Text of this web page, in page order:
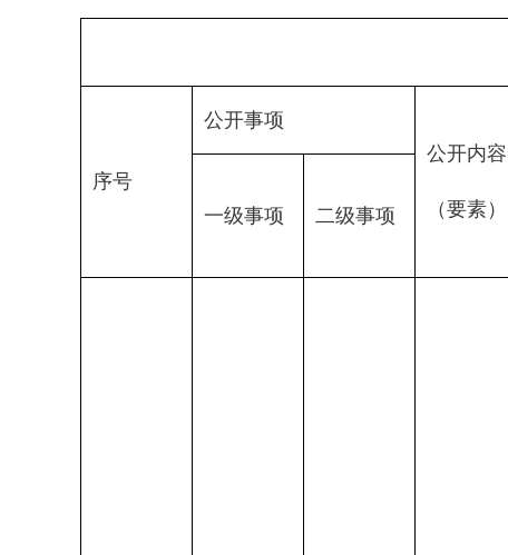
序号
公开事项
公开内容
（要素）
一级事项 二级事项